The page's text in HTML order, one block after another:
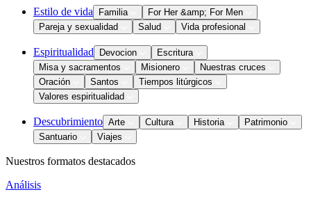
Estilo de vida Familia
For Her &amp; For Men
Pareja y sexualidad
Salud Vida profesional
Espiritualidad Devocion
Escritura
Misa y sacramentos
Misionero
Nuestras cruces
Oración
Santos
Tiempos litúrgicos
Valores espiritualidad
Descubrimiento Arte Cultura Historia
Patrimonio
Santuario
Viajes
Nuestros formatos destacados
Análisis